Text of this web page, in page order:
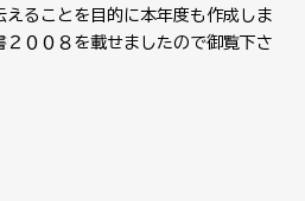
ることを目的に本年度も作成しま
２００８を載せましたので御覧下さ